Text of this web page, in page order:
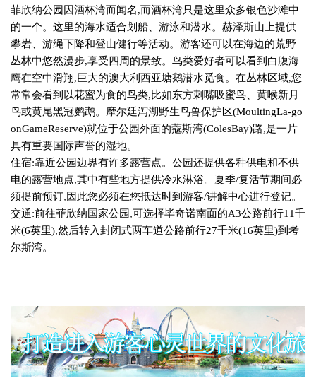
菲欣纳公园因酒杯湾而闻名,而酒杯湾只是这里众多银色沙滩中
的一个。这里的海水适合划船、游泳和潜水。赫泽斯山上提供
攀岩、游绳下降和登山健行等活动。游客还可以在海边的荒野
丛林中悠然漫步,享受四周的景致。鸟类爱好者可以看到白腹海
鹰在空中滑翔,巨大的澳大利西亚塘鹅潜水觅食。在丛林区域,您
常常会看到以花蜜为食的鸟类,比如东方刺嘴吸蜜鸟、黄喉新月
鸟或黄尾黑冠鹦鹉。摩尔廷泻湖野生鸟兽保护区(MoultingLa-go
onGameReserve)就位于公园外面的蔻斯湾(ColesBay)路,是一片
具有重要国际声誉的湿地。
住宿:靠近公园边界有许多露营点。公园还提供各种供电和不供
电的露营地点,其中有些地方提供冷水淋浴。夏季/复活节期间必
须提前预订,因此您必须在您抵达时到游客/讲解中心进行登记。
交通:前往菲欣纳国家公园 ,可选择毕奇诺南面的A3公路前行11千
米(6英里),然后转入封闭式两车道公路前行27千米(16英里)到考
尔斯湾。